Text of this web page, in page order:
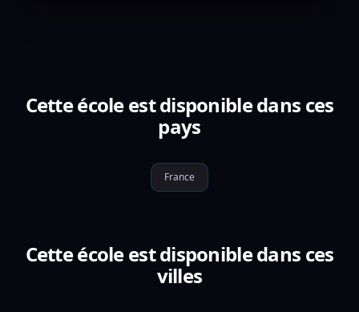
Cette école est disponible dans ces
pays
France
Cette école est disponible dans ces
villes